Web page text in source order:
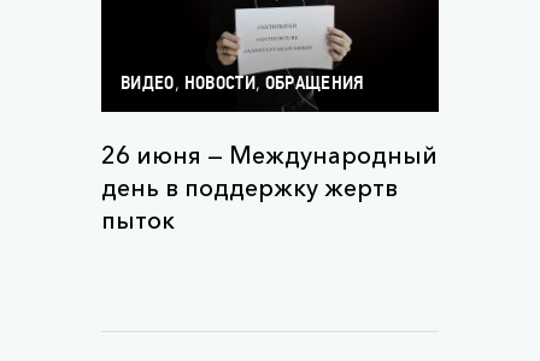
ВИДЕО, НОВОСТИ, ОБРАЩЕНИЯ
26 июня — Международный
день в поддержку жертв
пыток